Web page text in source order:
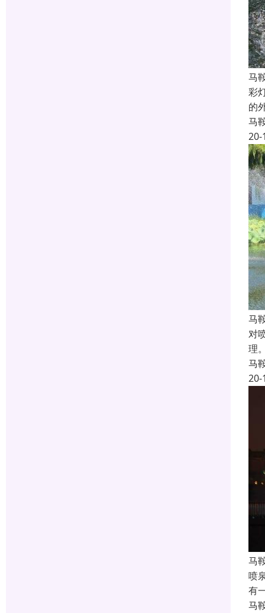
马
彩
的
马
20-
马
对
理
马
20-
马
喷
有
马